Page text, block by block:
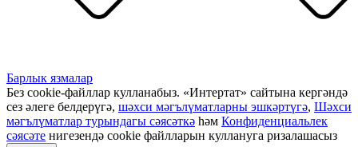
Барлык язмалар
Без cookie-файллар кулланабыз. «Интертат» сайтына кергәндә
сез әлеге белдерүгә, шәхси мәгълүматларны эшкәртүгә, Шәхси
мәгълүматлар турындагы сәясәткә һәм Конфиденциальлек
сәясәте нигезендә cookie файлларын куллануга ризалашасыз